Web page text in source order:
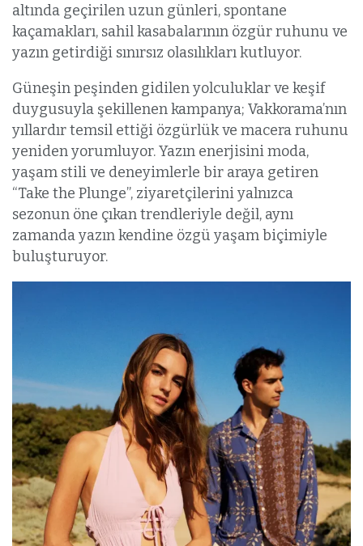
altında geçirilen uzun günleri, spontane
kaçamakları, sahil kasabalarının özgür ruhunu ve
yazın getirdiği sınırsız olasılıkları kutluyor.
Güneşin peşinden gidilen yolculuklar ve keşif
duygusuyla şekillenen kampanya; Vakkorama’nın
yıllardır temsil ettiği özgürlük ve macera ruhunu
yeniden yorumluyor. Yazın enerjisini moda,
yaşam stili ve deneyimlerle bir araya getiren
“Take the Plunge”, ziyaretçilerini yalnızca
sezonun öne çıkan trendleriyle değil, aynı
zamanda yazın kendine özgü yaşam biçimiyle
buluşturuyor.